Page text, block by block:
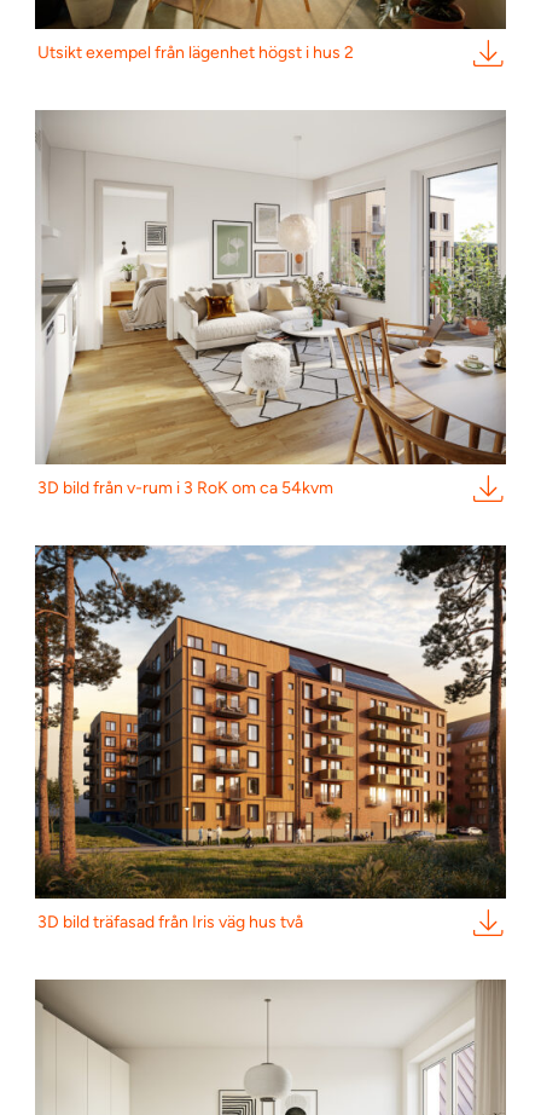
Utsikt exempel från lägenhet högst i hus 2
3D bild från v-rum i 3 RoK om ca 54kvm
3D bild träfasad från Iris väg hus två